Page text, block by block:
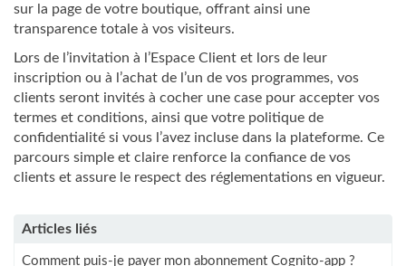
sur la page de votre boutique, offrant ainsi une
transparence totale à vos visiteurs.
Lors de l’invitation à l’Espace Client et lors de leur
inscription ou à l’achat de l’un de vos programmes, vos
clients seront invités à cocher une case pour accepter vos
termes et conditions, ainsi que votre politique de
confidentialité si vous l’avez incluse dans la plateforme. Ce
parcours simple et claire renforce la confiance de vos
clients et assure le respect des réglementations en vigueur.
Articles liés
Comment puis-je payer mon abonnement Cognito-app ?